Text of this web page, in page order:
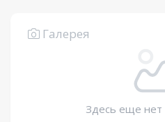
Галерея
Здесь еще нет